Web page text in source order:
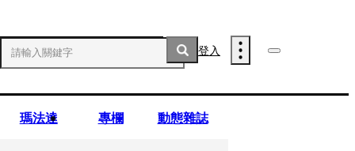
登入
瑪法達 專欄 動態雜誌